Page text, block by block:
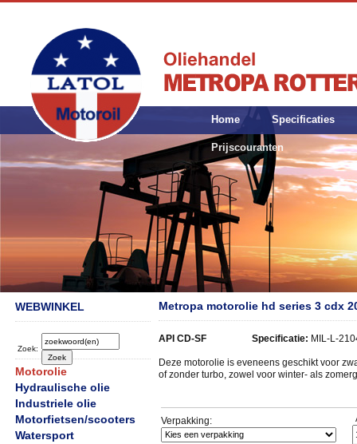
Home Specificaties
Prijscouranten
WEBWINKEL
Zoek:
Motorolie
Hydraulische olie
Industriele olie
Motorfietsen/scooters
Watersport
Metropa motorolie hd series 3 cdx
API CD-SF Specificatie: MIL-L-
Deze motorolie is eveneens geschikt voor
of zonder turbo, zowel voor winter- als
Verpakking: